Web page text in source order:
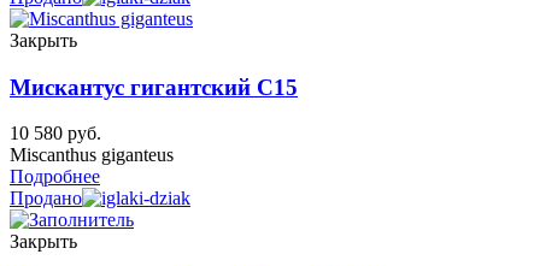
Закрыть
Мискантус гигантский C15
10 580 руб.
Miscanthus giganteus
Подробнее
Продано
Закрыть